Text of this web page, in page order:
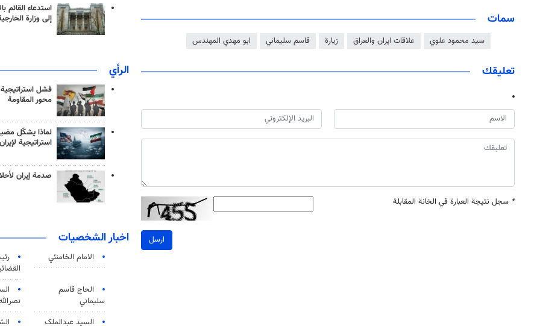
سمات
سيد محمود علوي علاقات ايران والعراق زيارة قاسم سليماني ابو مهدي المهندس
تعليقك
* سجل نتيجة العبارة في الخانة المقابلة
ارسل
استدعاء القائم
إلى وزارة
الرأي
فشل
محور المقاومة
لماذا يشكّل
استراتيجية
صدمة إيران
اخبار الشخصيات
الامام الخامنئي
الحاج قاسم
سليماني
السید عبدالملک